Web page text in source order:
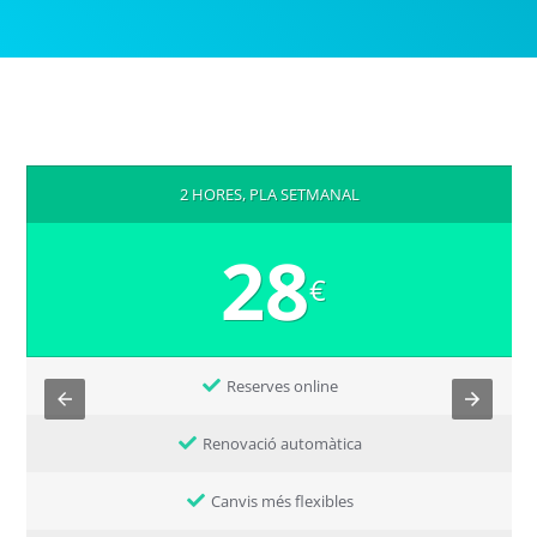
2 HORES, PLA SETMANAL
28€
Reserves online
Renovació automàtica
Canvis més flexibles